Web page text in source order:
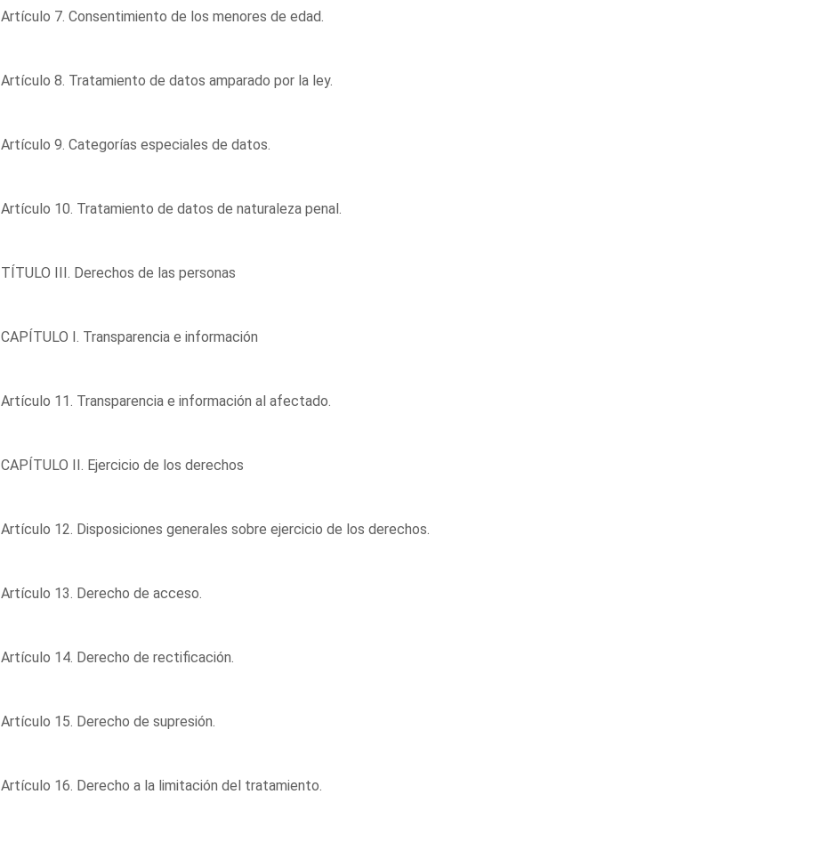
Artículo 7. Consentimiento de los menores de edad.
Artículo 8. Tratamiento de datos amparado por la ley.
Artículo 9. Categorías especiales de datos.
Artículo 10. Tratamiento de datos de naturaleza penal.
TÍTULO III. Derechos de las personas
CAPÍTULO I. Transparencia e información
Artículo 11. Transparencia e información al afectado.
CAPÍTULO II. Ejercicio de los derechos
Artículo 12. Disposiciones generales sobre ejercicio de los derechos.
Artículo 13. Derecho de acceso.
Artículo 14. Derecho de rectificación.
Artículo 15. Derecho de supresión.
Artículo 16. Derecho a la limitación del tratamiento.